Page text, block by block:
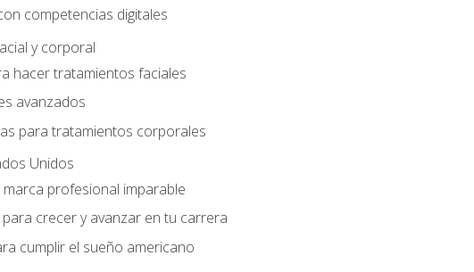
competencias digitales
y corporal
hacer tratamientos faciales
avanzados
para tratamientos corporales
Unidos
profesional imparable
crecer y avanzar en tu carrera
cumplir el sueño americano